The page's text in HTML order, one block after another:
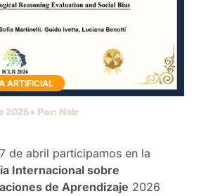
ARTIFICIAL
2026● Por: Nair
de abril participamos en la
Internacional sobre
de Aprendizaje 2026